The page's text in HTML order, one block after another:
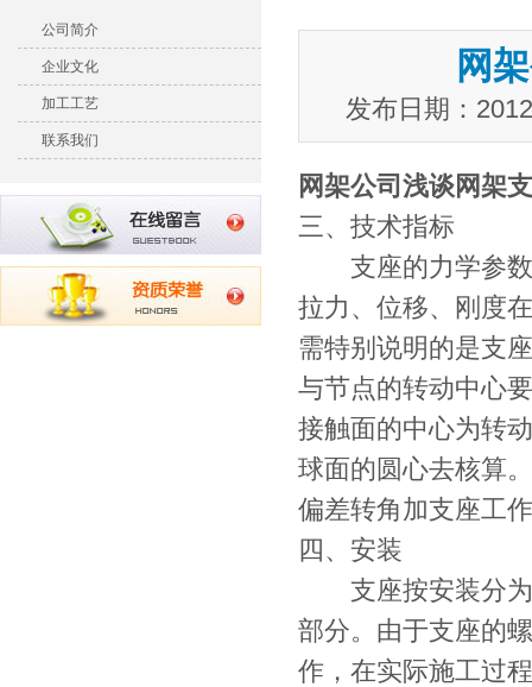
公司简介
企业文化
加工工艺
联系我们
网
发布日期：
网架公司 浅谈网架
三、技术指标
支座的力学参数
拉力、位移、刚度
需特别说明的是支
与节点的转动中心
接触面的中心为转
球面的圆心去核算
偏差转角加支座工
四、安装
支座按安装分为
部分。由于支座的
作，在实际施工过